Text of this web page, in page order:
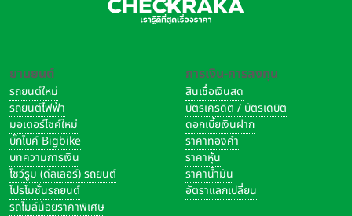
ยานยนต์
รถยนต์ใหม่
รถยนต์ไฟฟ้า
มอเตอร์ไซค์ใหม่
บิ๊กไบค์ Bigbike
บทความการเงิน
โชว์รูม (ดีลเลอร์) รถยนต์
โปรโมชั่นรถยนต์
รถไมล์น้อยราคาพิเศษ
การเงิน-การลงทุน
สินเชื่อเงินสด
บัตรเครดิต / บัตรเดบิต
ดอกเบี้ยเงินฝาก
ราคาทองคำ
ราคาหุ้น
ราคาน้ำมัน
อัตราแลกเปลี่ยน